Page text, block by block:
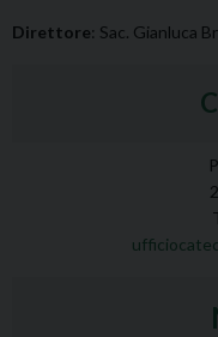
Direttore: Sac. Gianluca